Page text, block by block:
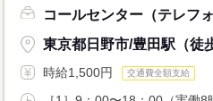
コールセンター（テレフ
東京都日野市/豊田駅（徒
時給1,500円 交通費全額支給